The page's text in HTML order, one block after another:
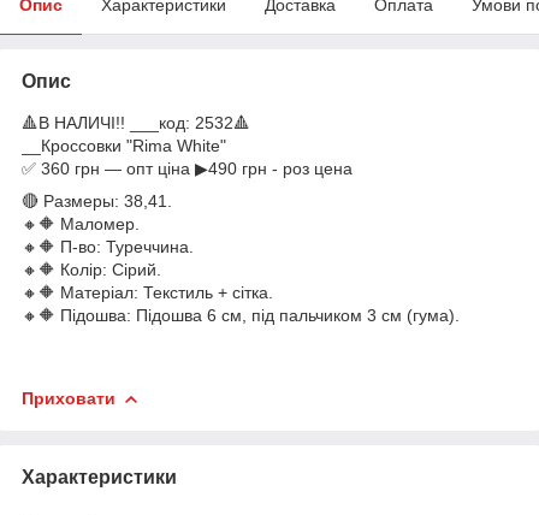
Опис Характеристики Доставка Оплата Умови
Опис
🔺В НАЛИЧІ!! ___код: 2532🔺
__Кроссовки "Rima White"
✅ 360 грн — опт ціна ▶490 грн - роз цена
🔴 Размеры: 38,41.
🔸🔶 Маломер.
🔸🔶 П-во: Туреччина.
🔸🔶 Колір: Сірий.
🔸🔶 Матеріал: Текстиль + сітка.
🔸🔶 Підошва: Підошва 6 см, під пальчиком 3 см (гума).
Приховати
Характеристики